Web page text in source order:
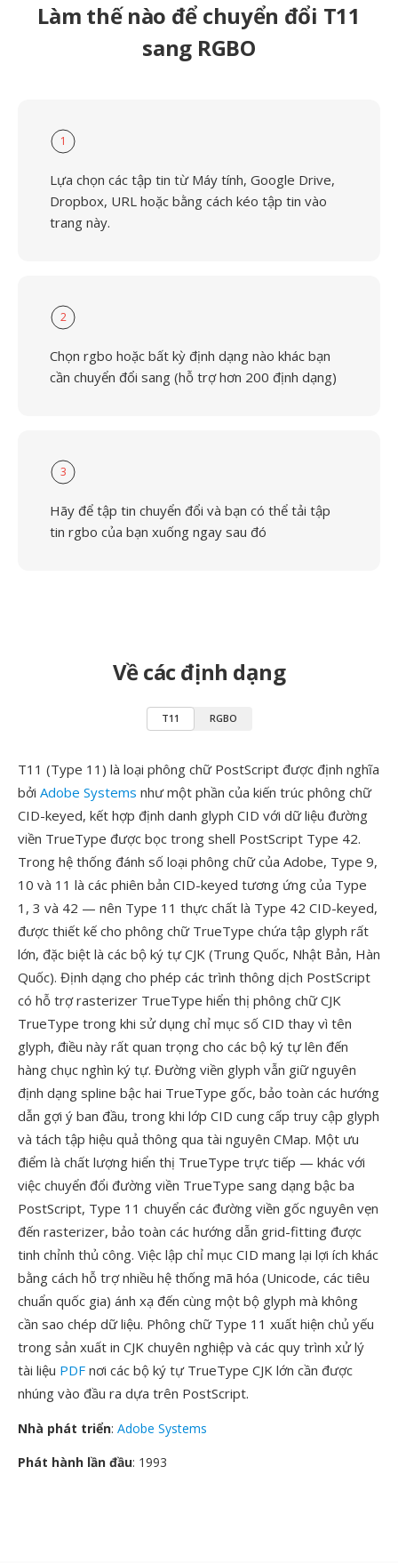
Làm thế nào để chuyển đổi T11
sang RGBO
1
Lựa chọn các tập tin từ Máy tính, Google Drive,
Dropbox, URL hoặc bằng cách kéo tập tin vào
trang này.
2
Chọn rgbo hoặc bất kỳ định dạng nào khác bạn
cần chuyển đổi sang (hỗ trợ hơn 200 định dạng)
3
Hãy để tập tin chuyển đổi và bạn có thể tải tập
tin rgbo của bạn xuống ngay sau đó
Về các định dạng
T11 RGBO
T11 (Type 11) là loại phông chữ PostScript được định nghĩa
bởi Adobe Systems như một phần của kiến trúc phông chữ
CID-keyed, kết hợp định danh glyph CID với dữ liệu đường
viền TrueType được bọc trong shell PostScript Type 42.
Trong hệ thống đánh số loại phông chữ của Adobe, Type 9,
10 và 11 là các phiên bản CID-keyed tương ứng của Type
1, 3 và 42 — nên Type 11 thực chất là Type 42 CID-keyed,
được thiết kế cho phông chữ TrueType chứa tập glyph rất
lớn, đặc biệt là các bộ ký tự CJK (Trung Quốc, Nhật Bản, Hàn
Quốc). Định dạng cho phép các trình thông dịch PostScript
có hỗ trợ rasterizer TrueType hiển thị phông chữ CJK
TrueType trong khi sử dụng chỉ mục số CID thay vì tên
glyph, điều này rất quan trọng cho các bộ ký tự lên đến
hàng chục nghìn ký tự. Đường viền glyph vẫn giữ nguyên
định dạng spline bậc hai TrueType gốc, bảo toàn các hướng
dẫn gợi ý ban đầu, trong khi lớp CID cung cấp truy cập glyph
và tách tập hiệu quả thông qua tài nguyên CMap. Một ưu
điểm là chất lượng hiển thị TrueType trực tiếp — khác với
việc chuyển đổi đường viền TrueType sang dạng bậc ba
PostScript, Type 11 chuyển các đường viền gốc nguyên vẹn
đến rasterizer, bảo toàn các hướng dẫn grid-fitting được
tinh chỉnh thủ công. Việc lập chỉ mục CID mang lại lợi ích khác
bằng cách hỗ trợ nhiều hệ thống mã hóa (Unicode, các tiêu
chuẩn quốc gia) ánh xạ đến cùng một bộ glyph mà không
cần sao chép dữ liệu. Phông chữ Type 11 xuất hiện chủ yếu
trong sản xuất in CJK chuyên nghiệp và các quy trình xử lý
tài liệu PDF nơi các bộ ký tự TrueType CJK lớn cần được
nhúng vào đầu ra dựa trên PostScript.
Nhà phát triển: Adobe Systems
Phát hành lần đầu: 1993